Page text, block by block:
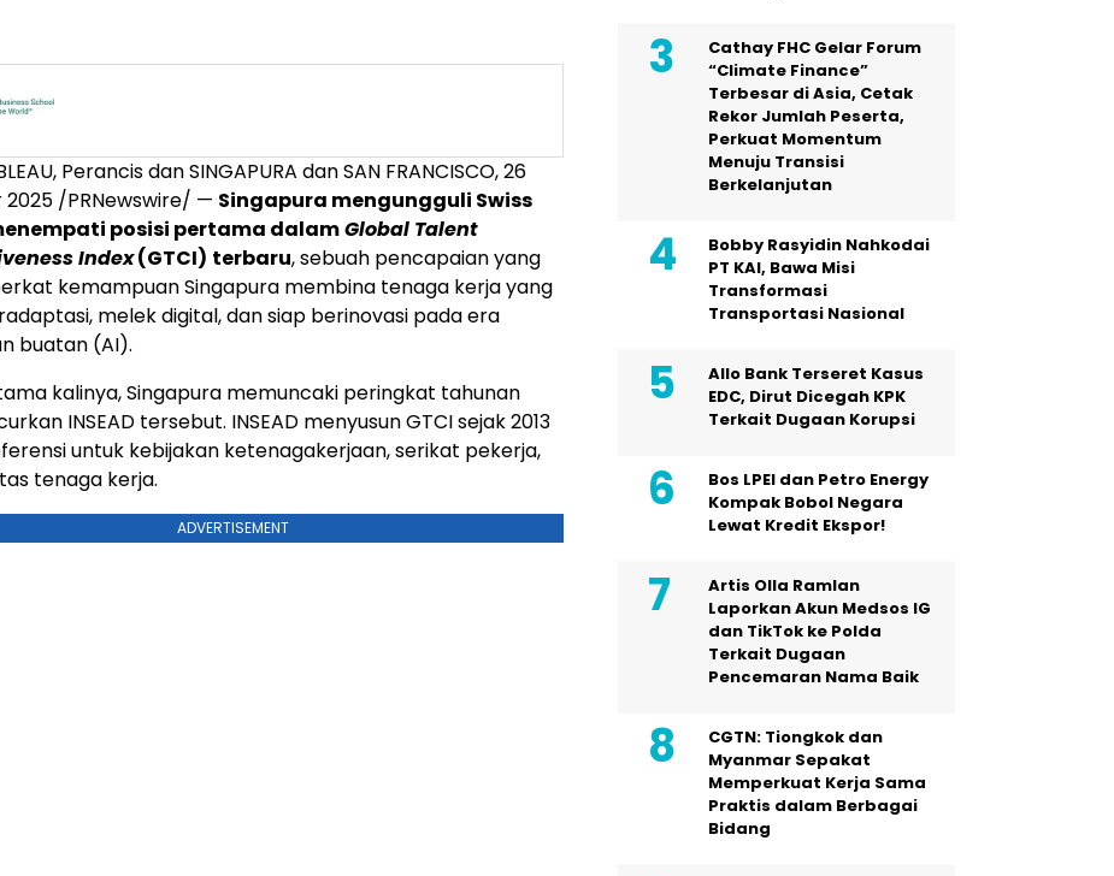
, Perancis dan SINGAPURA danSAN FRANCISCO,26
2025 /PRNewswire/ — Singapura mengungguli Swiss
posisi pertama dalamGlobal Talent
Index(GTCI) terbaru, sebuah pencapaian yang
kemampuan Singapura membina tenaga kerja yang
melek digital, dan siap berinovasi pada era
buatan (AI).
kalinya, Singapura memuncaki peringkat tahunan
INSEAD tersebut. INSEAD menyusun GTCI sejak 2013
untuk kebijakan ketenagakerjaan, serikat pekerja,
tenaga kerja.
ADVERTISEMENT
Cathay FHC Gelar Forum
“Climate Finance”
Terbesar di Asia, Cetak
Rekor Jumlah Peserta,
Perkuat Momentum
Menuju Transisi
Berkelanjutan
Bobby Rasyidin Nahkodai
PT KAI, Bawa Misi
Transformasi
Transportasi Nasional
Allo Bank Terseret Kasus
EDC, Dirut Dicegah KPK
Terkait Dugaan Korupsi
Bos LPEI dan Petro Energy
Kompak Bobol Negara
Lewat Kredit Ekspor!
Artis Olla Ramlan
Laporkan Akun Medsos IG
dan TikTok ke Polda
Terkait Dugaan
Pencemaran Nama Baik
CGTN: Tiongkok dan
Myanmar Sepakat
Memperkuat Kerja Sama
Praktis dalam Berbagai
Bidang